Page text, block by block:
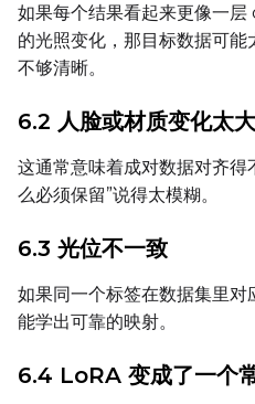
如果每个结果看起来更像一
的光照变化，那目标数据可能
不够清晰。
6.2 人脸或材质变化太大
这通常意味着成对数据对齐
么必须保留”说得太模糊。
6.3 光位不一致
如果同一个标签在数据集里
能学出可靠的映射。
6.4 LoRA 变成了一个